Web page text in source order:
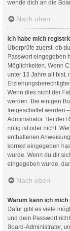
wende dich an die
Nach oben
Ich habe mich
Überprüfe zuerst, ob
Passwort eingegeben
Möglichkeiten. Wenn
unter 13 Jahre alt bist,
Wenn dies nicht der
werden. Bei einigen
freigeschaltet werden
Administrator. Bei der
nötig ist oder nicht.
enthaltenen
korrekt eingegeben
wurde. Wenn du dir
eingegeben wurde,
Nach oben
Warum kann ich mich
Dafür gibt es viele
und dein Passwort
Board-Administrator,